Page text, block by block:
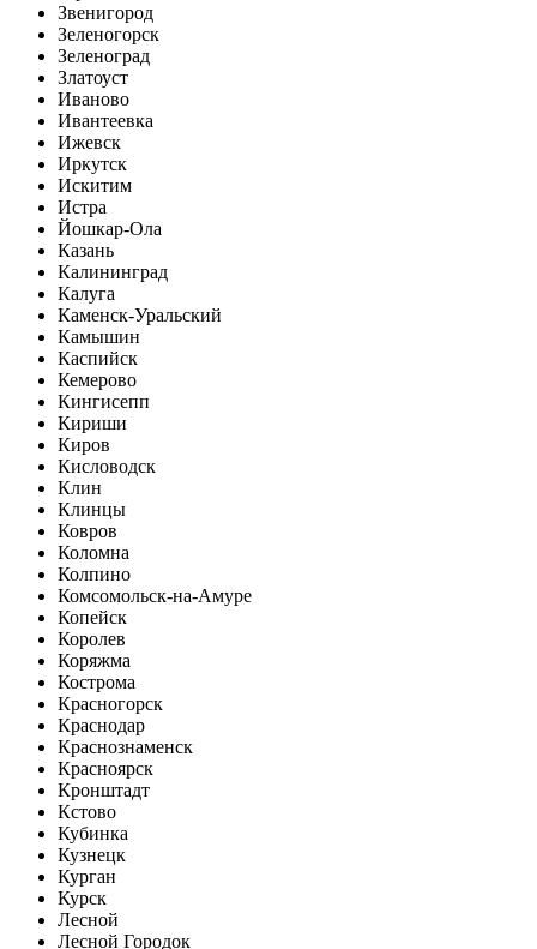
Звенигород
Зеленогорск
Зеленоград
Златоуст
Иваново
Ивантеевка
Ижевск
Иркутск
Искитим
Истра
Йошкар-Ола
Казань
Калининград
Калуга
Каменск-Уральский
Камышин
Каспийск
Кемерово
Кингисепп
Кириши
Киров
Кисловодск
Клин
Клинцы
Ковров
Коломна
Колпино
Комсомольск-на-Амуре
Копейск
Королев
Коряжма
Кострома
Красногорск
Краснодар
Краснознаменск
Красноярск
Кронштадт
Кстово
Кубинка
Кузнецк
Курган
Курск
Лесной
Лесной Городок